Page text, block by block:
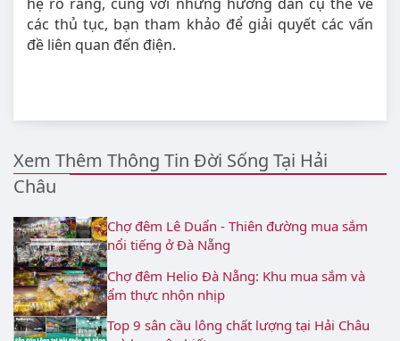
hệ rõ ràng, cùng với những hướng dẫn cụ thể về
các thủ tục, bạn tham khảo để giải quyết các vấn
đề liên quan đến điện.
Xem Thêm Thông Tin Đời Sống Tại Hải
Châu
Chợ đêm Lê Duẩn - Thiên đường mua sắm
nổi tiếng ở Đà Nẵng
Chợ đêm Helio Đà Nẵng: Khu mua sắm và
ẩm thực nhộn nhịp
Top 9 sân cầu lông chất lượng tại Hải Châu